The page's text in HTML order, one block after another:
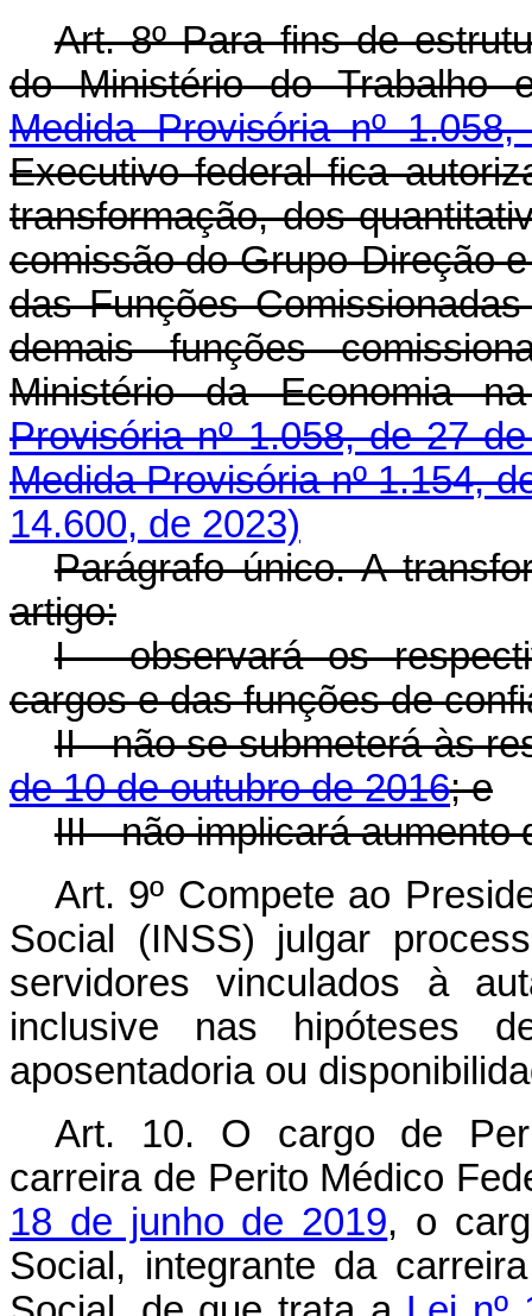
Art. 8º Para fins de
do Ministério do Trabalho
Medida Provisória nº
Executivo federal fica
transformação, dos
comissão do Grupo-Direção
das Funções
demais funções
Ministério da Economia
Provisória nº 1.058, de 27
Medida Provisória nº 1.154,
14.600, de 2023)
Parágrafo único. A
artigo:
I - observará os
cargos e das funções de
II - não se submeterá às
de 10 de outubro de 2016; e
III - não implicará aumento
Art. 9º Compete ao
Social (INSS) julgar
servidores vinculados à
inclusive nas hipóteses
aposentadoria ou
Art. 10.
O cargo de
carreira de Perito Médico
18 de junho de 2019, o
Social, integrante da